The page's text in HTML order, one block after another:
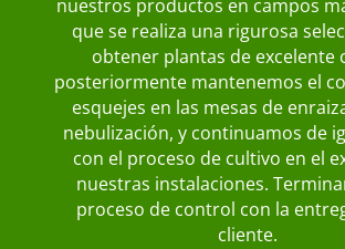
nuestros productos en campos
que se realiza una rigurosa
obtener plantas de excelente
posteriormente mantenemos el
esquejes en las mesas de
nebulización, y continuamos de
con el proceso de cultivo en el
nuestras instalaciones.
proceso de control con la
cliente.